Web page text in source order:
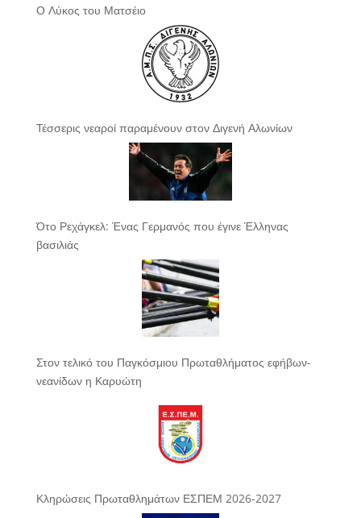
Ο Λύκος του Ματσέιο
Τέσσερις νεαροί παραμένουν στον Διγενή Αλωνίων
Ότο Ρεχάγκελ: Ένας Γερμανός που έγινε Έλληνας
βασιλιάς
Στον τελικό του Παγκόσμιου Πρωταθλήματος εφήβων-
νεανίδων η Καρυώτη
Κληρώσεις Πρωταθλημάτων ΕΣΠΕΜ 2026-2027